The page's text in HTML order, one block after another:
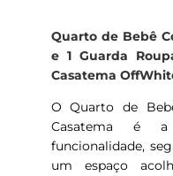
Quarto de Bebê
e 1 Guarda
Casatema
O Quarto de
Casatema é
funcionalidade,
um espaço